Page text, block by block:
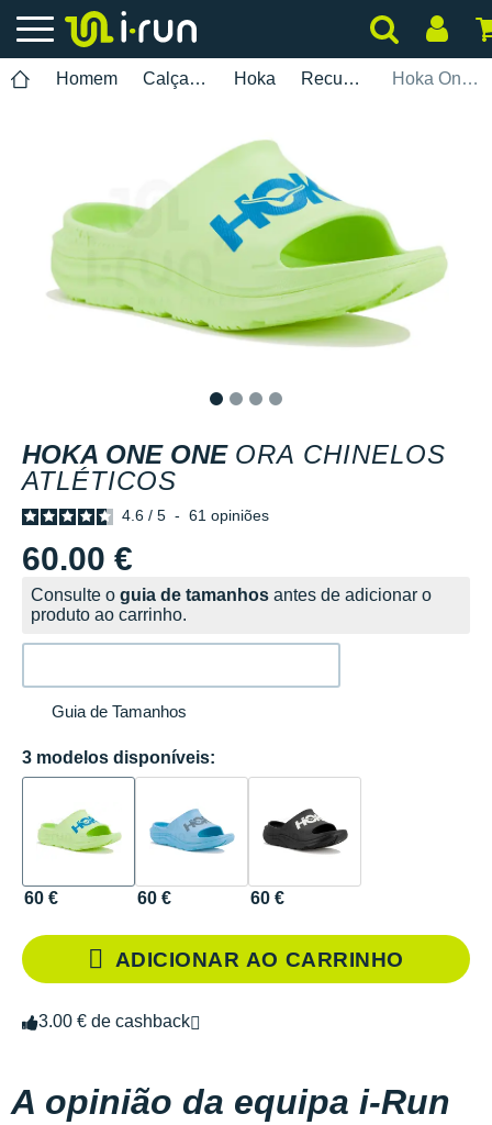
Homem Calçados Hoka Recuperação Hoka One One Ora Chinelos Atléticos
HOKA ONE ONE ORA CHINELOS
ATLÉTICOS
4.6 / 5 - 61 opiniões
60.00 €
Consulte o guia de tamanhos antes de adicionar o
produto ao carrinho.
Guia de Tamanhos
3 modelos disponíveis:
60 € 60 € 60 €
ADICIONAR AO CARRINHO
3.00 € de cashback
A opinião da equipa i-Run